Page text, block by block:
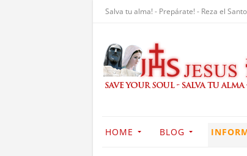
Salva tu alma! - Prepárate! - Reza el
HOME BLOG